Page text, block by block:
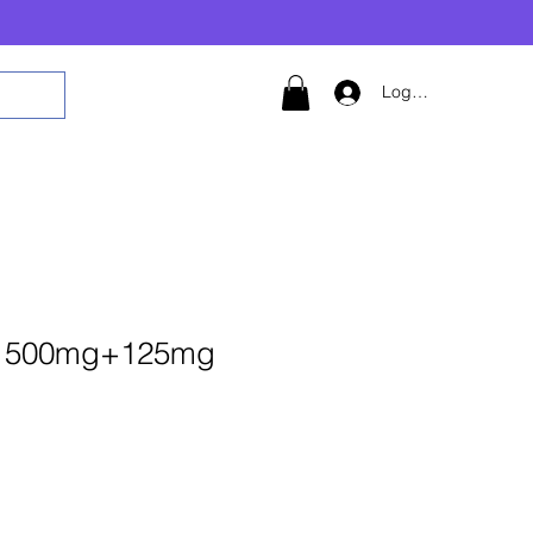
Logg inn